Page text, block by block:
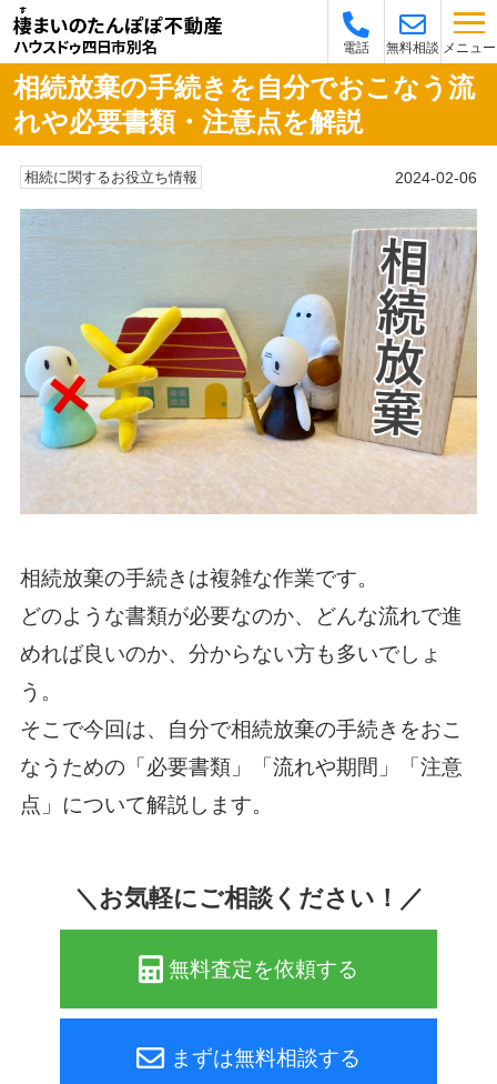
電話 無料相談 メニュー
相続放棄の手続きを自分でおこなう流
れや必要書類・注意点を解説
相続に関するお役立ち情報 2024-02-06
相続放棄の手続きは複雑な作業です。
どのような書類が必要なのか、どんな流れで進
めれば良いのか、分からない方も多いでしょ
う。
そこで今回は、自分で相続放棄の手続きをおこ
なうための「必要書類」「流れや期間」「注意
点」について解説します。
＼お気軽にご相談ください！／
無料査定を依頼する
まずは無料相談する